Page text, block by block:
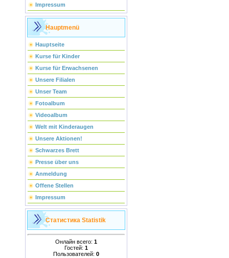
Impressum
Hauptmenü
Hauptseite
Kurse für Kinder
Kurse für Erwachsenen
Unsere Filialen
Unser Team
Fotoalbum
Videoalbum
Welt mit Kinderaugen
Unsere Aktionen!
Schwarzes Brett
Presse über uns
Anmeldung
Offene Stellen
Impressum
Статистика Statistik
Онлайн всего: 1
Гостей: 1
Пользователей: 0